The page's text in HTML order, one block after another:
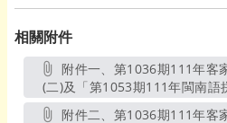
相關附件
附件一、第1036期111年客家語拼音基礎暨教學研習班
(二)及「第1053期111年閩南
附件二、第1036期111年客家語拼音基礎暨教學研習班